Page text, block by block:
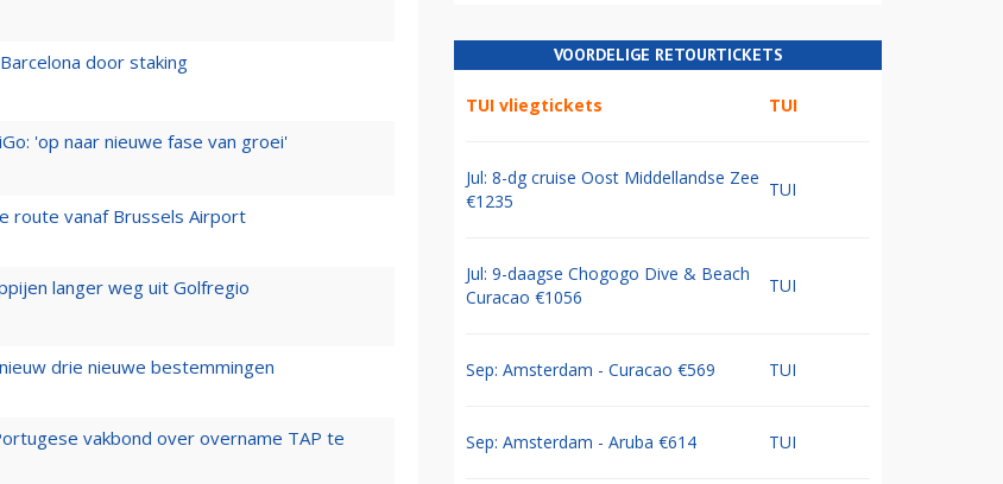
door staking
'op naar nieuwe fase van groei'
route vanaf Brussels Airport
langer weg uit Golfregio
drie nieuwe bestemmingen
vakbond over overname TAP te
VOORDELIGE RETOURTICKETS
TUI vliegtickets TUI
Jul: 8-dg cruise Oost Middellandse Zee
€1235
TUI
Jul: 9-daagse Chogogo Dive & Beach
Curacao €1056
TUI
Sep: Amsterdam - Curacao €569 TUI
Sep: Amsterdam - Aruba €614 TUI